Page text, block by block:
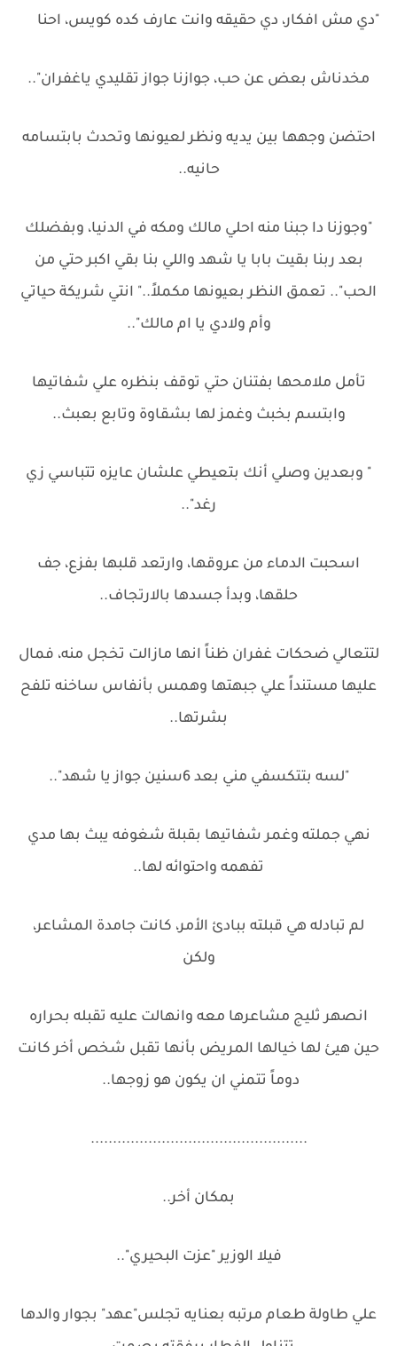
"دي مش افكار، دي حقيقه وانت عارف كده كويس، احنا
مخدناش بعض عن حب، جوازنا جواز تقليدي ياغفران"..
احتضن وجهها بين يديه ونظر لعيونها وتحدث بابتسامه
حانيه..
"وجوزنا دا جبنا منه احلي مالك ومكه في الدنيا، وبفضلك
بعد ربنا بقيت بابا يا شهد واللي بنا بقي اكبر حتي من
الحب".. تعمق النظر بعيونها مكملاً.." انتي شريكة حياتي
وأم ولادي يا ام مالك"..
تأمل ملامحها بفتنان حتي توقف بنظره علي شفاتيها
وابتسم بخبث وغمز لها بشقاوة وتابع بعبث..
" وبعدين وصلي أنك بتعيطي علشان عايزه تتباسي زي
رغد"..
اسحبت الدماء من عروقها، وارتعد قلبها بفزع، جف
حلقها، وبدأ جسدها بالارتجاف..
لتتعالي ضحكات غفران ظناً انها مازالت تخجل منه، فمال
عليها مستنداً علي جبهتها وهمس بأنفاس ساخنه تلفح
بشرتها..
"لسه بتتكسفي مني بعد 6سنين جواز يا شهد"..
نهي جملته وغمر شفاتيها بقبلة شغوفه يبث بها مدي
تفهمه واحتوائه لها..
لم تبادله هي قبلته ببادئ الأمر، كانت جامدة المشاعر،
ولكن
انصهر ثليج مشاعرها معه وانهالت عليه تقبله بحراره
حين هيئ لها خيالها المريض بأنها تقبل شخص أخر كانت
دوماً تتمني ان يكون هو زوجها..
.................................................
بمكان أخر..
فيلا الوزير "عزت البحيري"..
علي طاولة طعام مرتبه بعنايه تجلس"عهد" بجوار والدها